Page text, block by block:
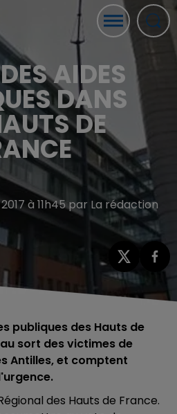
AIDES
DANS
DE
à 11h45 par La rédaction
publiques des Hauts de
sort des victimes de
Antilles, et comptent
des Hauts de France.